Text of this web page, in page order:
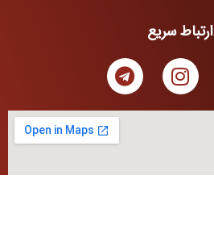
ارتباط سریع